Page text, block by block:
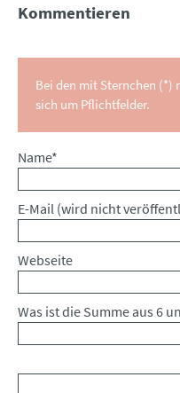
Kommentieren
Bei den mit Sternchen (*)
sich um Pflichtfelder.
Pflichtfeld
Name*
Pflichtfeld
E-Mail (wird nicht
Webseite
Was ist die Summe aus 6